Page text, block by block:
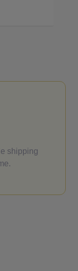
shipping